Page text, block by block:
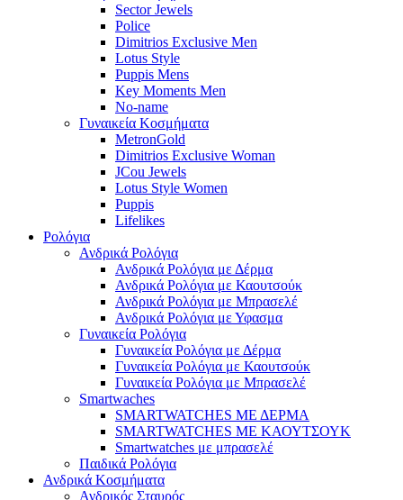
Sector Jewels
Police
Dimitrios Exclusive Men
Lotus Style
Puppis Mens
Key Moments Men
No-name
Γυναικεία Κοσμήματα
MetronGold
Dimitrios Exclusive Woman
JCou Jewels
Lotus Style Women
Puppis
Lifelikes
Ρολόγια
Ανδρικά Ρολόγια
Ανδρικά Ρολόγια με Δέρμα
Ανδρικά Ρολόγια με Καουτσούκ
Ανδρικά Ρολόγια με Μπρασελέ
Ανδρικά Ρολόγια με Υφασμα
Γυναικεία Ρολόγια
Γυναικεία Ρολόγια με Δέρμα
Γυναικεία Ρολόγια με Καουτσούκ
Γυναικεία Ρολόγια με Μπρασελέ
Smartwaches
SMARTWATCHES ΜΕ ΔΕΡΜΑ
SMARTWATCHES ΜΕ ΚΑΟΥΤΣΟΥΚ
Smartwatches με μπρασελέ
Παιδικά Ρολόγια
Ανδρικά Κοσμήματα
Ανδρικός Σταυρός